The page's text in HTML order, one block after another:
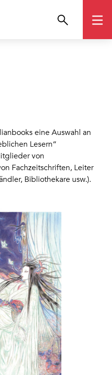
eine Auswahl an
Lesern“
von
Fachzeitschriften, Leiter
Bibliothekare usw.).